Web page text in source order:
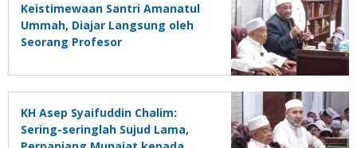
Keistimewaan Santri Amanatul
Ummah, Diajar Langsung oleh
Seorang Profesor
KH Asep Syaifuddin Chalim:
Sering-seringlah Sujud Lama,